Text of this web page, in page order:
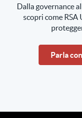
Dalla governance
scopri come
Parla